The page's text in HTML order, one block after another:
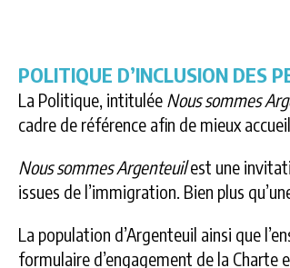
POLITIQUE D’INCLUSION DES
La Politique, intitulée Nous sommes
cadre de référence afin de mieux
Nous sommes Argenteuilest une
issues de l’immigration. Bien plus
La population d’Argenteuil ainsi que
formulaire d’engagement de la Charte